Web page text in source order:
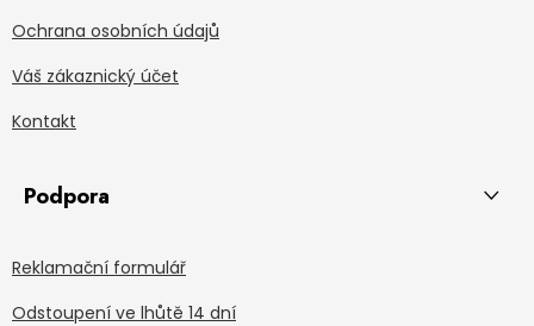
Ochrana osobních údajů
Váš zákaznický účet
Kontakt
Podpora
Reklamační formulář
Odstoupení ve lhůtě 14 dní